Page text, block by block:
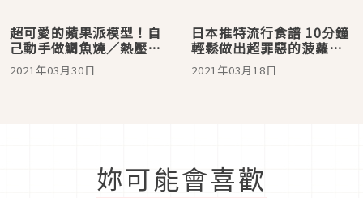
超可愛的蘋果派模型！自
己動手做鯛魚燒／熱壓吐
司
2021年03月30日
日本推特流行食譜 10分鐘
輕鬆做出超罪惡的菠蘿吐
司！
2021年03月18日
妳可能會喜歡